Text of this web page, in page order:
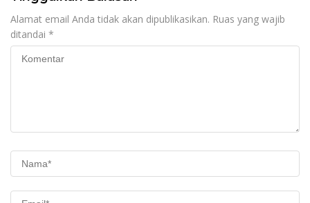
Alamat email Anda tidak akan dipublikasikan. Ruas yang wajib
ditandai *